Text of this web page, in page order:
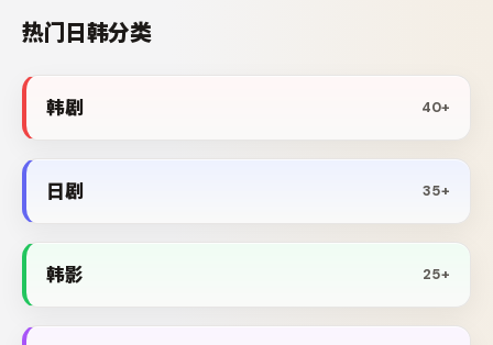
热门日韩分类
韩剧 40+
日剧 35+
韩影 25+